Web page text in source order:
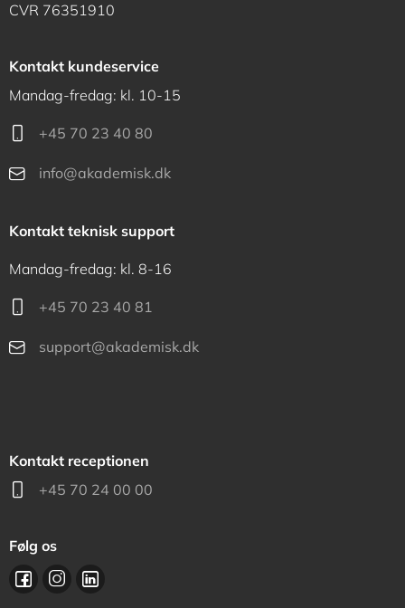
CVR 76351910
Kontakt kundeservice
Mandag-fredag: kl. 10-15
+45 70 23 40 80
info@akademisk.dk
Kontakt teknisk support
Mandag-fredag: kl. 8-16
+45 70 23 40 81
support@akademisk.dk
Kontakt receptionen
+45 70 24 00 00
Følg os